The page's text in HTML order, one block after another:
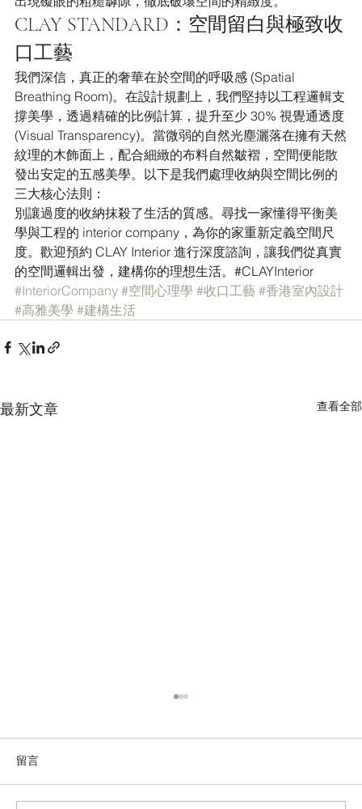
CLAY STANDARD：空間留白與極致收
口工藝
我們深信，真正的奢華在於空間的呼吸感 (Spatial
Breathing Room)。在設計規劃上，我們堅持以工程邏輯支
撐美學，透過精確的比例計算，提升至少 30% 視覺通透度
(Visual Transparency)。當微弱的自然光塵灑落在擁有天然
紋理的木飾面上，配合細緻的布料自然皺褶，空間便能散
發出安定的五感美學。以下是我們處理收納與空間比例的
三大核心法則：
別讓過度的收納抹殺了生活的質感。尋找一家懂得平衡美
學與工程的 interior company，為你的家重新定義空間尺
度。歡迎預約 CLAY Interior 進行深度諮詢，讓我們從真實
的空間邏輯出發，建構你的理想生活。#CLAYInterior
#InteriorCompany #空間心理學 #收口工藝 #香港室內設計
#高雅美學 #建構生活
最新文章 查看全部
留言